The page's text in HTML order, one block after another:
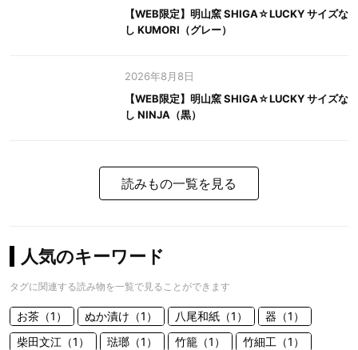
【WEB限定】明山窯 SHIGA☆LUCKY サイズな
し KUMORI（グレー）
2026年8月8日
【WEB限定】明山窯 SHIGA☆LUCKY サイズな
し NINJA（黒）
読みもの一覧を見る
人気のキーワード
タグに関連する読み物を一覧で見ることができます
お茶（1） ぬか漬け（1） 八尾和紙（1）
器（1）
柴田文江（1）
琺瑯（1） 竹籠（1） 竹細工（1）